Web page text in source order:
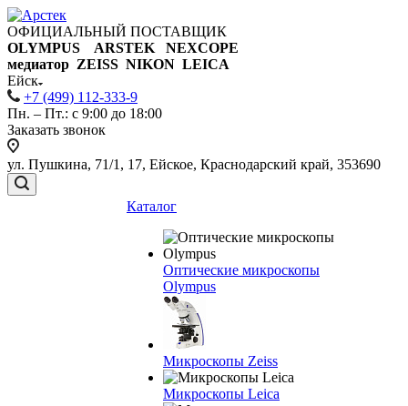
ОФИЦИАЛЬНЫЙ ПОСТАВЩИК
OLYMPUS ARSTEK NEXCOPE
медиатор ZEISS NIKON LEICA
Ейск
+7 (499) 112-333-9
Пн. – Пт.: с 9:00 до 18:00
Заказать звонок
ул. Пушкина, 71/1, 17, Ейское, Краснодарский край, 353690
Каталог
Оптические микроскопы
Olympus
Микроскопы Zeiss
Микроскопы Leica